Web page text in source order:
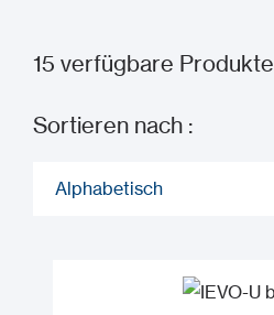
15 verfügbare Produkte
Sortieren nach :
Alphabetisch